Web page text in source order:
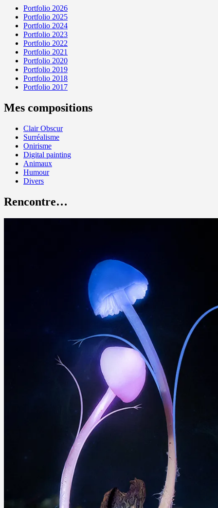
Portfolio 2026
Portfolio 2025
Portfolio 2024
Portfolio 2023
Portfolio 2022
Portfolio 2021
Portfolio 2020
Portfolio 2019
Portfolio 2018
Portfolio 2017
Mes compositions
Clair Obscur
Surréalisme
Onirisme
Digital painting
Animaux
Humour
Divers
Rencontre…